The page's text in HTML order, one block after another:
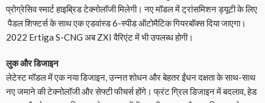
प्रोग्रेसिव स्मार्ट हाइब्रिड टेक्नोलॉजी मिलेगी। नए मॉडल में ट्रांसमिशन ड्यूटी के लिए
पैडल शिफ्टर्स के साथ एक एडवांस्ड 6-स्पीड ऑटोमैटिक गियरबॉक्स दिया जाएगा।
2022 Ertiga S-CNG अब ZXI वैरिएंट में भी उपलब्ध होगी।
लुक और डिजाइन
लेटेस्ट मॉडल में एक नया डिजाइन, उन्नत शोधन और बेहतर ईंधन दक्षता के साथ-साथ
नए जमाने की टेक्नोलॉजी और सेफ्टी फीचर्स होंगे। फ्रंट ग्रिल डिजाइन में बदलाव, हेड